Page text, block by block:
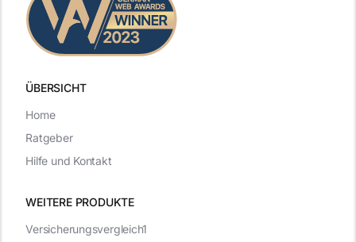
ÜBERSICHT
WEITERE PRODUKTE
Versicherungsvergleich1
Home
Ratgeber
Hilfe und Kontakt